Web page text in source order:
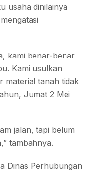
usaha dinilainya
kami benar-benar
Kami usulkan
material tanah tidak
Jumat 2 Mei
jalan, tapi belum
tambahnya.
Dinas Perhubungan